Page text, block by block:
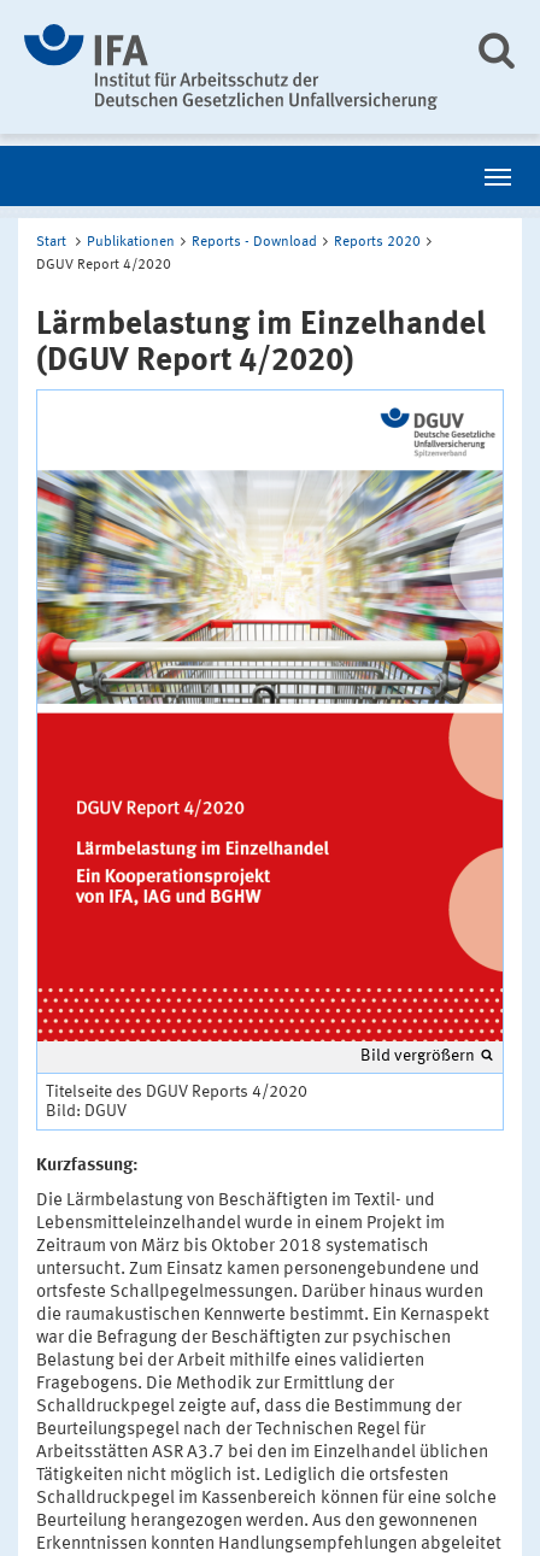
Start Publikationen Reports - Download
Reports 2020
DGUV Report 4/2020
Lärmbelastung im Einzelhandel
(DGUV Report 4/2020)
Bild vergrößern
Titelseite des DGUV Reports 4/2020
Bild: DGUV
Kurzfassung:
Die Lärmbelastung von Beschäftigten im Textil- und
Lebensmitteleinzelhandel wurde in einem Projekt im
Zeitraum von März bis Oktober 2018 systematisch
untersucht. Zum Einsatz kamen personengebundene und
ortsfeste Schallpegelmessungen. Darüber hinaus wurden
die raumakustischen Kennwerte bestimmt. Ein Kernaspekt
war die Befragung der Beschäftigten zur psychischen
Belastung bei der Arbeit mithilfe eines validierten
Fragebogens. Die Methodik zur Ermittlung der
Schalldruckpegel zeigte auf, dass die Bestimmung der
Beurteilungspegel nach der Technischen Regel für
Arbeitsstätten ASR A3.7 bei den im Einzelhandel üblichen
Tätigkeiten nicht möglich ist. Lediglich die ortsfesten
Schalldruckpegel im Kassenbereich können für eine solche
Beurteilung herangezogen werden. Aus den gewonnenen
Erkenntnissen konnten Handlungsempfehlungen abgeleitet